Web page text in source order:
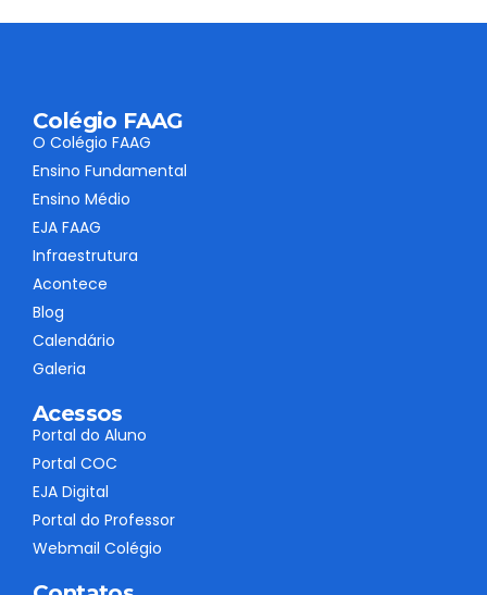
Colégio FAAG
O Colégio FAAG
Ensino Fundamental
Ensino Médio
EJA FAAG
Infraestrutura
Acontece
Blog
Calendário
Galeria
Acessos
Portal do Aluno
Portal COC
EJA Digital
Portal do Professor
Webmail Colégio